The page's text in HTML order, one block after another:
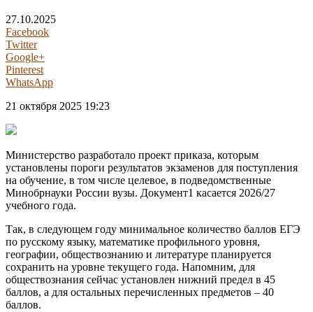
27.10.2025
Facebook
Twitter
Google+
Pinterest
WhatsApp
21 октября 2025 19:23
Министерство разработало проект приказа, которым
установлены пороги результатов экзаменов для поступления
на обучение, в том числе целевое, в подведомственные
Минобрнауки России вузы. Документ1 касается 2026/27
учебного года.
Так, в следующем году минимальное количество баллов ЕГЭ
по русскому языку, математике профильного уровня,
географии, обществознанию и литературе планируется
сохранить на уровне текущего года. Напомним, для
обществознания сейчас установлен нижний предел в 45
баллов, а для остальных перечисленных предметов – 40
баллов.